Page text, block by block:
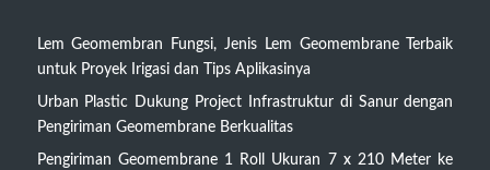
Lem Geomembran Fungsi, Jenis Lem Geomembrane Terbaik
untuk Proyek Irigasi dan Tips Aplikasinya
Urban Plastic Dukung Project Infrastruktur di Sanur dengan
Pengiriman Geomembrane Berkualitas
Pengiriman Geomembrane 1 Roll Ukuran 7 x 210 Meter ke